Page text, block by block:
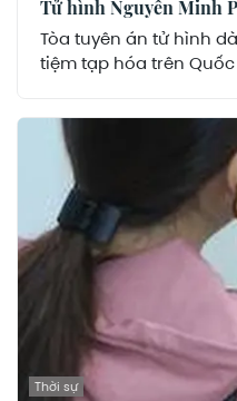
Tử hình Nguyễn Minh
Tòa tuyên án tử hình
tiệm tạp hóa trên Quốc
Thời sự